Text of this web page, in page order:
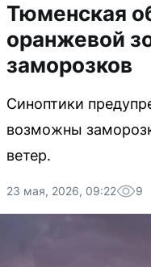
Тюменская
оранжевой
заморозков
Синоптики
возможны
ветер.
23 мая, 2026, 09:22 9